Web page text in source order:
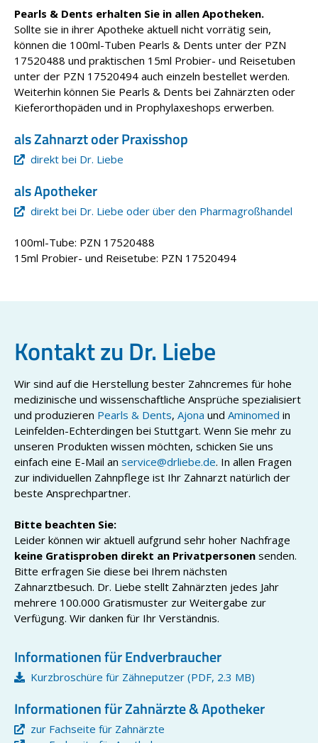
Pearls & Dents erhalten Sie in allen Apotheken.
Sollte sie in ihrer Apotheke aktuell nicht vorrätig sein,
können die 100ml-Tuben Pearls & Dents unter der PZN
17520488 und praktischen 15ml Probier- und Reisetuben
unter der PZN 17520494 auch einzeln bestellet werden.
Weiterhin können Sie Pearls & Dents bei Zahnärzten oder
Kieferorthopäden und in Prophylaxeshops erwerben.
als Zahnarzt oder Praxisshop
direkt bei Dr. Liebe
als Apotheker
direkt bei Dr. Liebe oder über den Pharmagroßhandel
100ml-Tube: PZN 17520488
15ml Probier- und Reisetube: PZN 17520494
Kontakt zu Dr. Liebe
Wir sind auf die Herstellung bester Zahncremes für hohe
medizinische und wissenschaftliche Ansprüche spezialisiert
und produzieren Pearls & Dents, Ajona und Aminomed in
Leinfelden-Echterdingen bei Stuttgart. Wenn Sie mehr zu
unseren Produkten wissen möchten, schicken Sie uns
einfach eine E-Mail an service@drliebe.de. In allen Fragen
zur individuellen Zahnpflege ist Ihr Zahnarzt natürlich der
beste Ansprechpartner.
Bitte beachten Sie:
Leider können wir aktuell aufgrund sehr hoher Nachfrage
keine Gratisproben direkt an Privatpersonen senden.
Bitte erfragen Sie diese bei Ihrem nächsten
Zahnarztbesuch. Dr. Liebe stellt Zahnärzten jedes Jahr
mehrere 100.000 Gratismuster zur Weitergabe zur
Verfügung. Wir danken für Ihr Verständnis.
Informationen für Endverbraucher
Kurzbroschüre für Zähneputzer (PDF, 2.3 MB)
Informationen für Zahnärzte & Apotheker
zur Fachseite für Zahnärzte